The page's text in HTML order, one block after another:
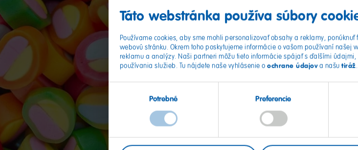
Táto webstránka používa súbory
Používame cookies, aby sme mohli personalizovať obsahy a reklamy,
webovú stránku. Okrem toho poskytujeme informácie o vašom používaní
reklamu a analýzy. Naši partneri môžu tieto informácie spájať s ďalšími
používania služieb. Tu nájdete naše vyhlásenie o ochrane údajova našutiráž.
Potrebné Preferencie